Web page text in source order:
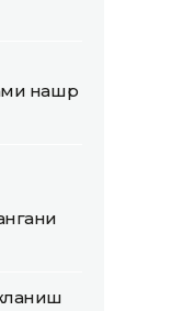
нашр